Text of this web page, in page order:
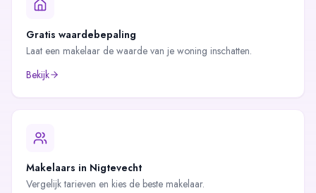
Gratis waardebepaling
Laat een makelaar de waarde van je woning inschatten.
Bekijk
Makelaars in Nigtevecht
Vergelijk tarieven en kies de beste makelaar.